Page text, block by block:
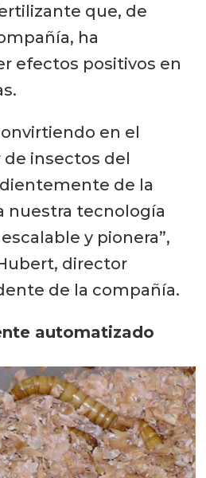
que, de
ha
efectos positivos en
en el
insectos del
de la
nuestra tecnología
y pionera”,
director
de la compañía.
automatizado